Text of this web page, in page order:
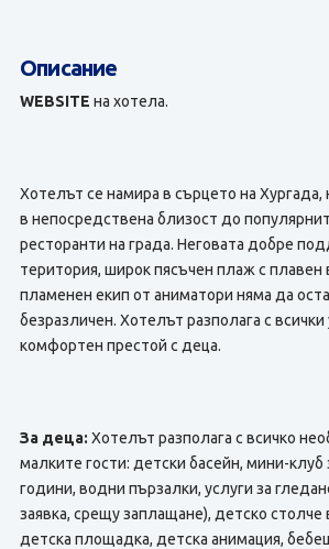
Описание
WEBSITE на хотела.
Хотелът се намира в сърцето на Хургада,
в непосредствена близост до
ресторанти на града. Неговата добре
територия, широк пясъчен плаж с плавен
пламенен екип от аниматори няма да
безразличен. Хотелът разполага с всички
комфортен престой с деца.
За деца: Хотелът разполага с всичко
малките гости: детски басейн, мини-клуб
години, водни пързалки, услуги за
заявка, срещу заплащане), детско столче
детска площадка, детска анимация,